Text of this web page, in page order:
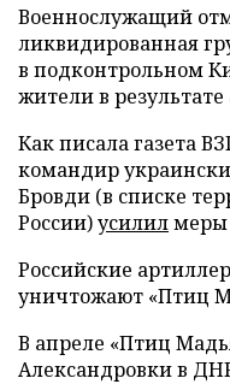
Военнослужащий
ликвидированная
в подконтрольном
жители в
Как писала газета
командир
Бровди (в списке
России)усилилмеры
Российские
уничтожают «Птиц
В апреле «Птиц
Александровки в